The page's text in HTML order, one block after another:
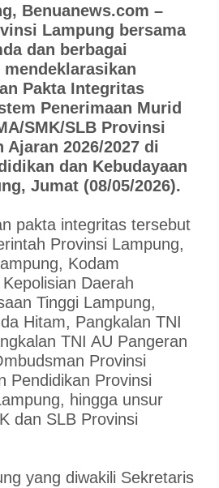
Benuanews.com –
Lampung bersama
dan berbagai
mendeklarasikan
Pakta Integritas
Penerimaan Murid
SMK/SLB Provinsi
Ajaran 2026/2027 di
dan Kebudayaan
Jumat (08/05/2026).
pakta integritas tersebut
Provinsi Lampung,
Kodam
Daerah
Tinggi Lampung,
Hitam, Pangkalan TNI
TNI AU Pangeran
Provinsi
Pendidikan Provinsi
hingga unsur
dan SLB Provinsi
yang diwakili Sekretaris